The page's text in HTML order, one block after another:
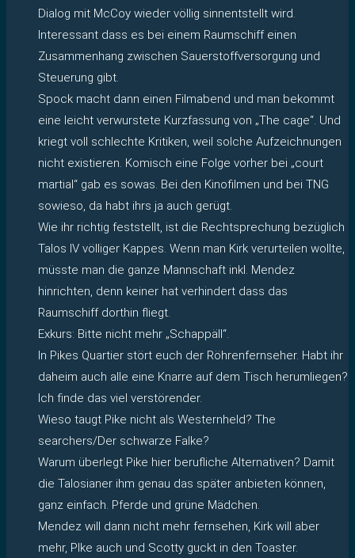
Dialog mit McCoy wieder völlig sinnentstellt wird.
Interessant dass es bei einem Raumschiff einen
Zusammenhang zwischen Sauerstoffversorgung und
Steuerung gibt.
Spock macht dann einen Filmabend und man bekommt
eine leicht verwurstete Kurzfassung von „The cage“. Und
kriegt voll schlechte Kritiken, weil solche Aufzeichnungen
nicht existieren. Komisch eine Folge vorher bei „court
martial“ gab es sowas. Bei den Kinofilmen und bei TNG
sowieso, da habt ihrs ja auch gerügt.
Wie ihr richtig feststellt, ist die Rechtsprechung bezüglich
Talos IV völliger Kappes. Wenn man Kirk verurteilen wollte,
müsste man die ganze Mannschaft inkl. Mendez
hinrichten, denn keiner hat verhindert dass das
Raumschiff dorthin fliegt.
Exkurs: Bitte nicht mehr „Schappäll“.
In Pikes Quartier stört euch der Röhrenfernseher. Habt ihr
daheim auch alle eine Knarre auf dem Tisch herumliegen?
Ich finde das viel verstörender.
Wieso taugt Pike nicht als Westernheld? The
searchers/Der schwarze Falke?
Warum überlegt Pike hier berufliche Alternativen? Damit
die Talosianer ihm genau das später anbieten können,
ganz einfach. Pferde und grüne Mädchen.
Mendez will dann nicht mehr fernsehen, Kirk will aber
mehr, PIke auch und Scotty guckt in den Toaster.